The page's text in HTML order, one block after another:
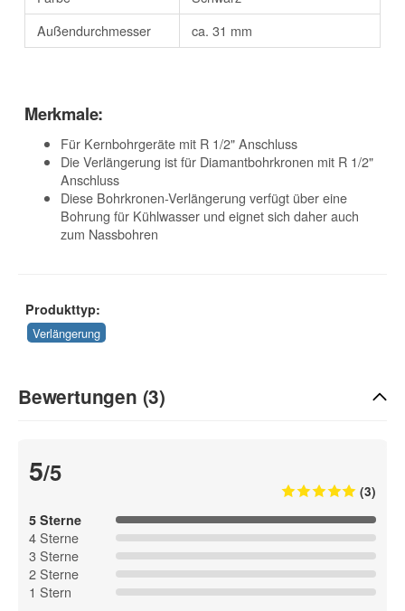
Außendurchmesser
ca. 31 mm
Merkmale:
Für Kernbohrgeräte mit R 1/2" Anschluss
Die Verlängerung ist für Diamantbohrkronen mit R 1/2"
Anschluss
Diese Bohrkronen-Verlängerung verfügt über eine
Bohrung für Kühlwasser und eignet sich daher auch
zum Nassbohren
Produkttyp:
Verlängerung
Bewertungen (3)
5/5
(3)
5 Sterne
4 Sterne
3 Sterne
2 Sterne
1 Stern